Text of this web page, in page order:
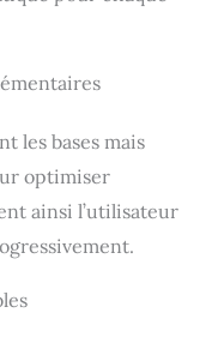
les bases mais
optimiser
ainsi l’utilisateur